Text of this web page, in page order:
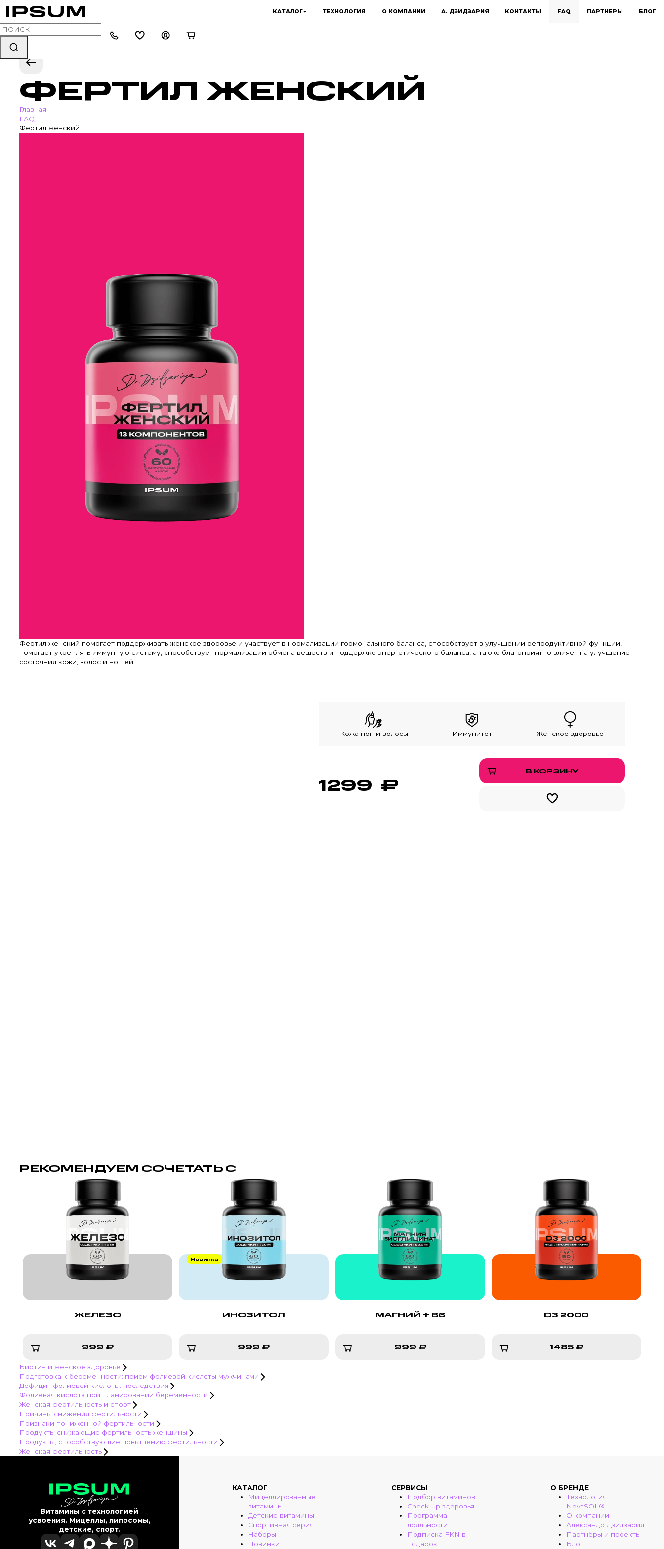
КАТАЛОГ ТЕХНОЛОГИЯ О КОМПАНИИ А. ДЗИДЗАРИЯ КОНТАКТЫ FAQ ПАРТНЕРЫ БЛОГ
ФЕРТИЛ ЖЕНСКИЙ
Главная
FAQ
Фертил женский
Фертил женский помогает поддерживать женское здоровье и участвует в нормализации гормонального баланса, способствует в улучшении репродуктивной функции,
помогает укреплять иммунную систему, способствует нормализации обмена веществ и поддержке энергетического баланса, а также благоприятно влияет на улучшение
состояния кожи, волос и ногтей
Кожа ногти волосы Иммунитет Женское здоровье
1299 ₽
В КОРЗИНУ
1299 ₽
РЕКОМЕНДУЕМ СОЧЕТАТЬ С
ЖЕЛЕЗО
999 ₽
999 ₽
Новинка
ИНОЗИТОЛ
999 ₽
999 ₽
МАГНИЙ + B6
999 ₽
D3 2000
1485 ₽
Биотин и женское здоровье
Подготовка к беременности: прием фолиевой кислоты мужчинами
Дефицит фолиевой кислоты: последствия
Фолиевая кислота при планировании беременности
Женская фертильность и спорт
Причины снижения фертильности
Признаки пониженной фертильности
Продукты снижающие фертильность женщины
Продукты, способствующие повышению фертильности
Женская фертильность
Витамины с технологией
усвоения. Мицеллы, липосомы,
детские, спорт.
КАТАЛОГ
Мицеллированные
витамины
Детские витамины
Спортивная серия
Наборы
Новинки
СЕРВИСЫ
Подбор витаминов
Check-up здоровья
Программа
лояльности
Подписка FKN в
подарок
О БРЕНДЕ
Технология
NovaSOL®
О компании
Александр Дзидзария
Партнёры и проекты
Блог